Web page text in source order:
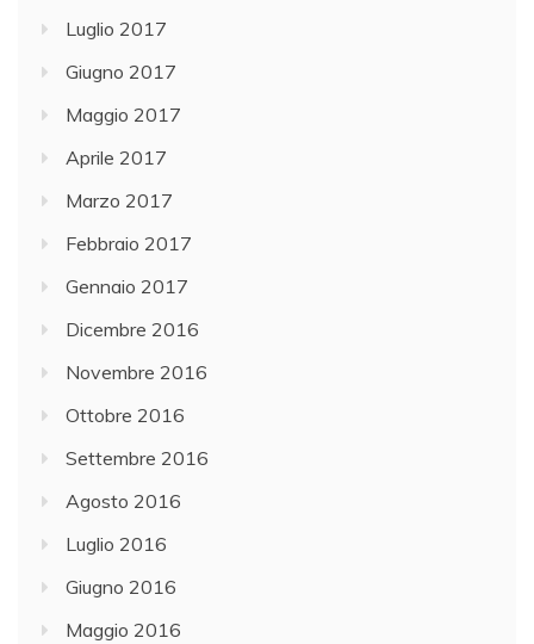
Luglio 2017
Giugno 2017
Maggio 2017
Aprile 2017
Marzo 2017
Febbraio 2017
Gennaio 2017
Dicembre 2016
Novembre 2016
Ottobre 2016
Settembre 2016
Agosto 2016
Luglio 2016
Giugno 2016
Maggio 2016